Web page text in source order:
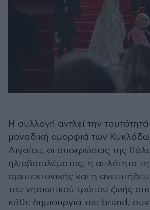
Η συλλογή αντλεί την
μοναδική ομορφιά των
Αιγαίου, οι αποχρώσεις της
ηλιοβασιλέματος, η απλότητα
αρχιτεκτονικής και η
του νησιωτικού τρόπου ζωής
κάθε δημιουργία του brand,